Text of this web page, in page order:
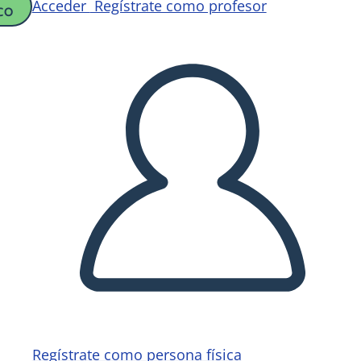
Acceder Regístrate como profesor
Regístrate como persona física